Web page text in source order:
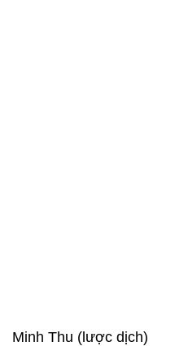
Minh Thu (lược dịch)